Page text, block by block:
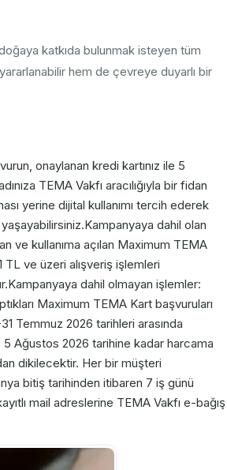
katkıda bulunmak isteyen tüm
hem de çevreye duyarlı bir
onaylanan kredi kartınız ile 5
TEMA Vakfı aracılığıyla bir fidan
yerine dijital kullanımı tercih ederek
dahil olan
ve kullanıma açılan Maximum TEMA
TL ve üzeri alışveriş işlemleri
dahil olmayan işlemler:
Maximum TEMA Kart başvuruları
Temmuz 2026 tarihleri arasında
5 Ağustos 2026 tarihine kadar harcama
dikilecektir. Her bir müşteri
bitiş tarihinden itibaren 7 iş günü
mail adreslerine TEMA Vakfı e-bağış